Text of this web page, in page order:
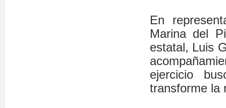
En
Marina del
estatal, Luis
ejercicio
transforme la